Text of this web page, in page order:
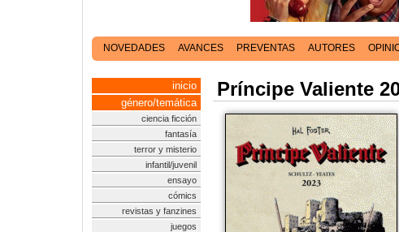
NOVEDADES AVANCES PREVENTAS AUTORES
inicio
género/temática
ciencia ficción
fantasía
terror y misterio
infantil/juvenil
ensayo
cómics
revistas y fanzines
juegos
Príncipe Valiente